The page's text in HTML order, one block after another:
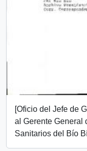
[Oficio del Jefe de
al Gerente General
Sanitarios del Bío